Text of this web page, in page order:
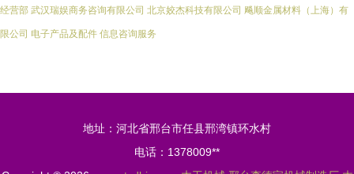
经营部 武汉瑞娱商务咨询有限公司 北京姣杰科技有限公司 飚顺金属材料（上海）有
限公司 电子产品及配件 信息咨询服务
地址：河北省邢台市任县邢湾镇环水村
电话：1378009**